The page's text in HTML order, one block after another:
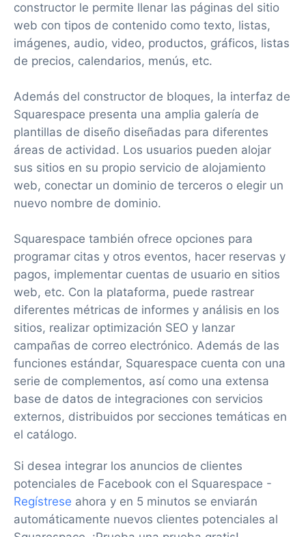
constructor le permite llenar las páginas del sitio
web con tipos de contenido como texto, listas,
imágenes, audio, video, productos, gráficos, listas
de precios, calendarios, menús, etc.
Además del constructor de bloques, la interfaz de
Squarespace presenta una amplia galería de
plantillas de diseño diseñadas para diferentes
áreas de actividad. Los usuarios pueden alojar
sus sitios en su propio servicio de alojamiento
web, conectar un dominio de terceros o elegir un
nuevo nombre de dominio.
Squarespace también ofrece opciones para
programar citas y otros eventos, hacer reservas y
pagos, implementar cuentas de usuario en sitios
web, etc. Con la plataforma, puede rastrear
diferentes métricas de informes y análisis en los
sitios, realizar optimización SEO y lanzar
campañas de correo electrónico. Además de las
funciones estándar, Squarespace cuenta con una
serie de complementos, así como una extensa
base de datos de integraciones con servicios
externos, distribuidos por secciones temáticas en
el catálogo.
Si desea integrar los anuncios de clientes
potenciales de Facebook con el Squarespace -
Regístrese ahora y en 5 minutos se enviarán
automáticamente nuevos clientes potenciales al